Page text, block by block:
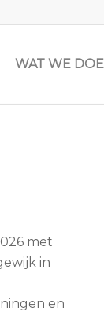
WAT WE
met
in
en